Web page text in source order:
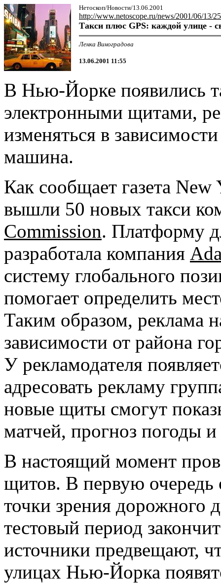
Нетоскоп/Новости/13.06.2001
http://www.netoscope.ru/news/2001/06/13/
Такси плюс GPS: каждой улице -
Ленка Виноградова
13.06.2001 11:55
В Нью-Йорке появились
электронными щитами,
изменяться в
машина.
Как сообщает газета
вышли 50 новых такси
Commission. Платформу
разработала компания
систему глобального
помогает определить
Таким образом, реклама
зависимости от района
У рекламодателя
адресовать рекламу
новые щиты смогут
матчей, прогноз погоды
В настоящий момент
щитов. В первую очередь
точки зрения дорожного
тестовый период
источники предвещают,
улицах Нью-Йорка